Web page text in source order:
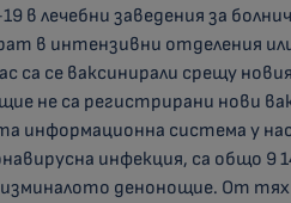
в лечебни заведения за
в интензивни отделения
са се ваксинирали срещу
не са регистрирани нови
информационна система у
инфекция, са общо 9
денонощие. От тях